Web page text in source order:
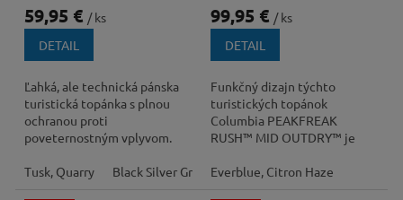
59,95 € / ks
DETAIL
Ľahká, ale technická pánska
turistická topánka s plnou
ochranou proti
poveternostným vplyvom.
Tusk, Quarry Black Silver Grey
99,95 € / ks
DETAIL
Funkčný dizajn týchto
turistických topánok
Columbia PEAKFREAK
RUSH™ MID OUTDRY™ je
výzvu, ktorá sa vám postaví
Everblue, Citron Haze